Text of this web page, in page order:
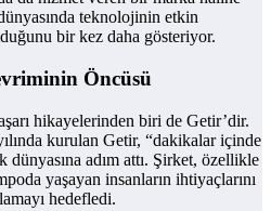
teknolojinin etkin
bir kez daha gösteriyor.
Öncüsü
hikayelerinden biri de Getir’dir.
kurulan Getir, “dakikalar içinde
adım attı. Şirket, özellikle
yaşayan insanların ihtiyaçlarını
hedefledi.